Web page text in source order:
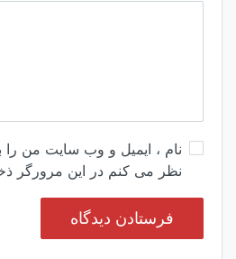
نام ، ایمیل و وب سایت من را
نظر می کنم در این مرورگر